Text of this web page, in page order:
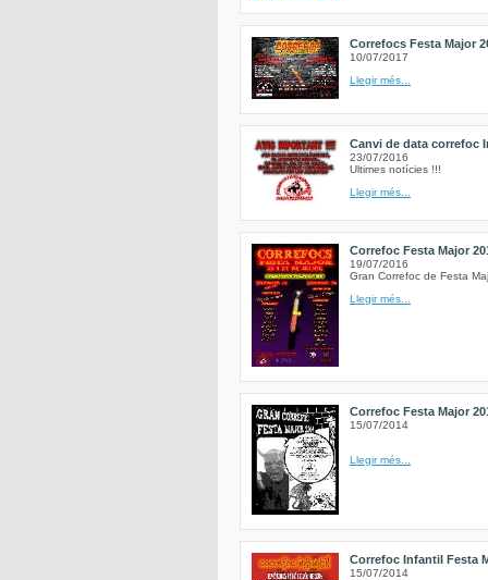
Correfocs Festa Major
10/07/2017
Llegir més...
Canvi de data correfoc
23/07/2016
Ultimes notícies !!!
Llegir més...
Correfoc Festa Major
19/07/2016
Gran Correfoc de Festa
Llegir més...
Correfoc Festa Major
15/07/2014
Llegir més...
Correfoc Infantil Festa
15/07/2014